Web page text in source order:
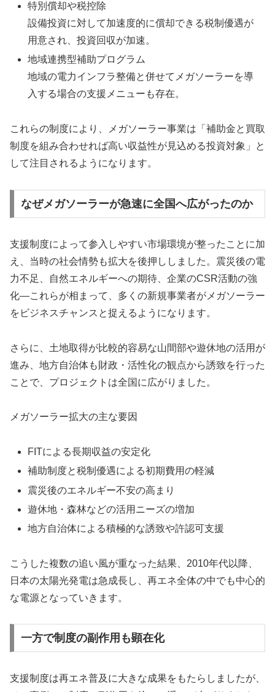
特別償却や税控除
設備投資に対して加速度的に償却できる税制優遇が
用意され、投資回収が加速。
地域連携型補助プログラム
地域の電力インフラ整備と併せてメガソーラーを導
入する場合の支援メニューも存在。
これらの制度により、メガソーラー事業は「補助金と買取
制度を組み合わせれば高い収益性が見込める投資対象」と
して注目されるようになります。
なぜメガソーラーが急速に全国へ広がったのか
支援制度によって参入しやすい市場環境が整ったことに加
え、当時の社会情勢も拡大を後押ししました。震災後の電
力不足、自然エネルギーへの期待、企業のCSR活動の強
化―これらが相まって、多くの新規事業者がメガソーラー
をビジネスチャンスと捉えるようになります。
さらに、土地取得が比較的容易な山間部や遊休地の活用が
進み、地方自治体も財政・活性化の観点から誘致を行った
ことで、プロジェクトは全国に広がりました。
メガソーラー拡大の主な要因
FITによる長期収益の安定化
補助制度と税制優遇による初期費用の軽減
震災後のエネルギー不安の高まり
遊休地・森林などの活用ニーズの増加
地方自治体による積極的な誘致や許認可支援
こうした複数の追い風が重なった結果、2010年代以降、
日本の太陽光発電は急成長し、再エネ全体の中でも中心的
な電源となっていきます。
一方で制度の副作用も顕在化
支援制度は再エネ普及に大きな成果をもたらしましたが、